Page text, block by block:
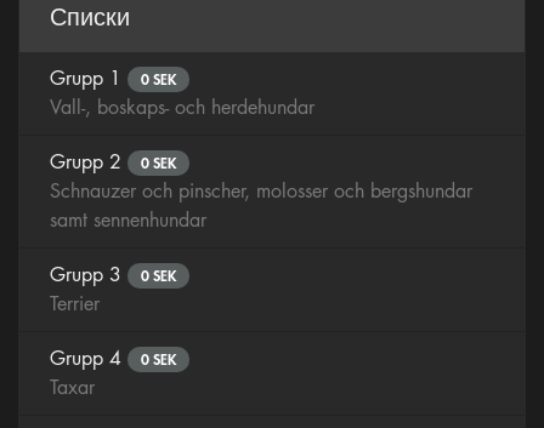
Списки
Grupp 1 0 SEK
Vall-, boskaps- och herdehundar
Grupp 2 0 SEK
Schnauzer och pinscher, molosser och bergshundar
samt sennenhundar
Grupp 3 0 SEK
Terrier
Grupp 4 0 SEK
Taxar